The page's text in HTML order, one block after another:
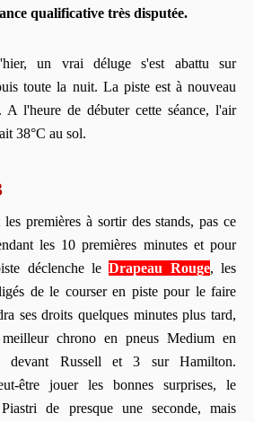
qualificative très disputée.
un vrai déluge s'est abattu sur
toute la nuit. La piste est à nouveau
l'heure de débuter cette séance, l'air
38°C au sol.
premières à sortir des stands, pas ce
les 10 premières minutes et pour
déclenche leDrapeau Rouge, les
de le courser en piste pour le faire
ses droits quelques minutes plus tard,
chrono en pneus Medium en
devant Russell et 3 sur Hamilton.
être jouer les bonnes surprises, le
de presque une seconde, mais